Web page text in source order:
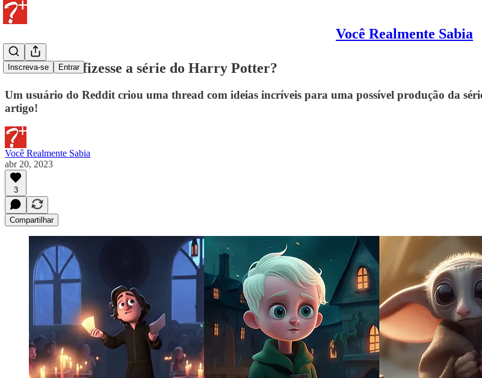
Você Realmente Sabia
Inscreva-se Entrar
E se a Pixar fizesse a série do Harry Potter?
Um usuário do Reddit criou uma thread com ideias incríveis para uma possível produção da
artigo!
Você Realmente Sabia
abr 20, 2023
3
Compartilhar